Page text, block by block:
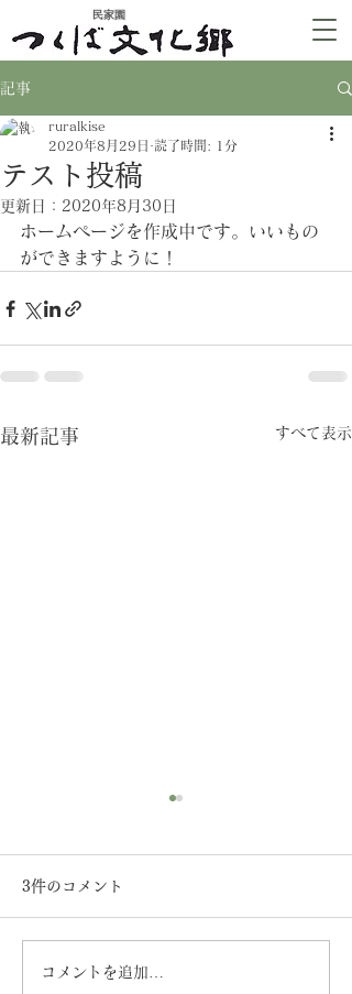
​民家園
記事
テスト投稿
ruralkise
2020年8月29日
読了時間: 1分
更新日： 2020年8月30日
ホームページを作成中です。いいもの
ができますように！
最新記事 すべて表示
《3月21日～26日》[木の
3件のコメント
コメントを追加…